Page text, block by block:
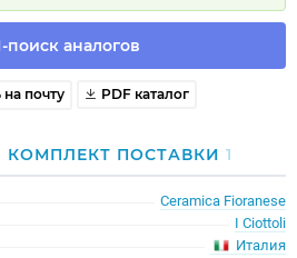
аналогов
почту PDF каталог
КОМПЛЕКТ ПОСТАВКИ 1
Ceramica Fioranese
I Ciottoli
Италия